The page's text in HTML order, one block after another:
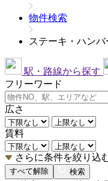
物件検索
ステーキ・ハン
駅・路線から探す
フリーワード
広さ
賃料
さらに条件を絞り込
すべて解除 検索